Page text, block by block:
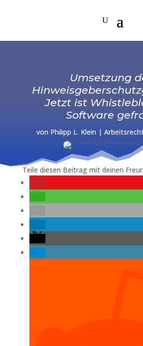
Umsetzung
Jetzt ist
Software
von Philipp L. Klein |
Teile diesen Beitrag mit deinen